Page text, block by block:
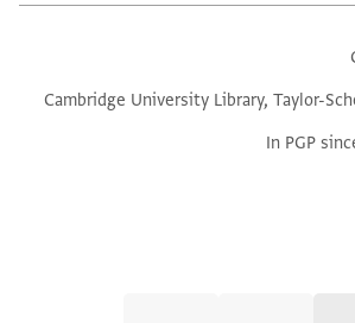
Cambridge University Library, Taylor-
In PGP